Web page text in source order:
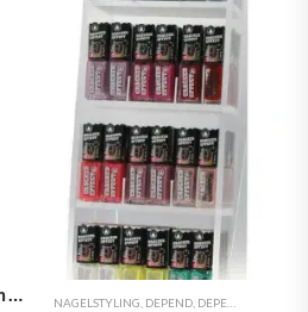
,MANICURE ,NAGELLAK, SETS
Inloggen of registreren om prijzen te zien
NAGELSTYLING DEPEND DEPEND O2 NAIL POLISH